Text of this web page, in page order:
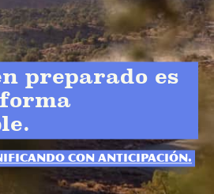
preparado es
con anticipación.